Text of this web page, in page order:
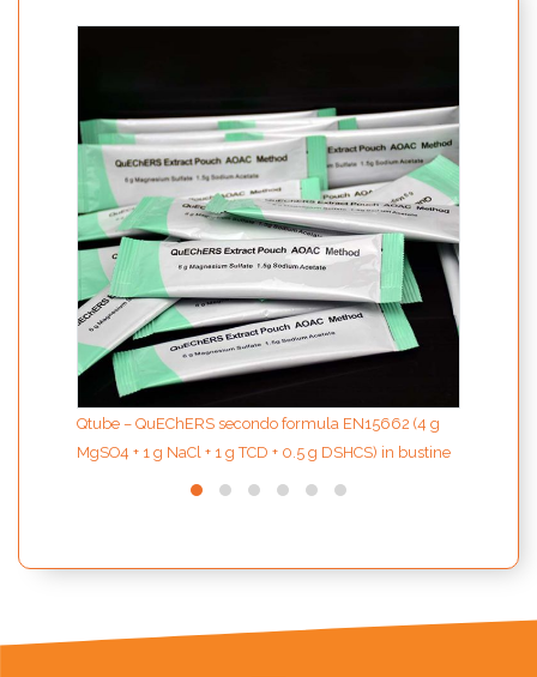
Qtube – QuEChERS secondo formula EN15662 (4 g
MgSO4 + 1 g NaCl + 1 g TCD + 0.5 g DSHCS) in bustine